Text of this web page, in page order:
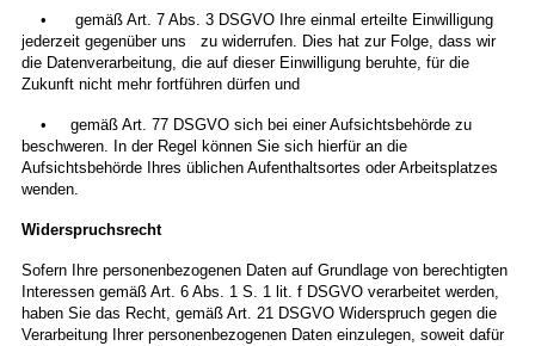
• gemäß Art. 7 Abs. 3 DSGVO Ihre einmal erteilte Einwilligung
jederzeit gegenüber uns zu widerrufen. Dies hat zur Folge, dass wir
die Datenverarbeitung, die auf dieser Einwilligung beruhte, für die
Zukunft nicht mehr fortführen dürfen und
• gemäß Art. 77 DSGVO sich bei einer Aufsichtsbehörde zu
beschweren. In der Regel können Sie sich hierfür an die
Aufsichtsbehörde Ihres üblichen Aufenthaltsortes oder Arbeitsplatzes
wenden.
Widerspruchsrecht
Sofern Ihre personenbezogenen Daten auf Grundlage von berechtigten
Interessen gemäß Art. 6 Abs. 1 S. 1 lit. f DSGVO verarbeitet werden,
haben Sie das Recht, gemäß Art. 21 DSGVO Widerspruch gegen die
Verarbeitung Ihrer personenbezogenen Daten einzulegen, soweit dafür